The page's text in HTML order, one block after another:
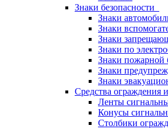
Знаки безопасности
Знаки
Знаки
Знаки
Знаки по
Знаки пожарной
Знаки
Знаки
Средства ограждения
Ленты
Конусы
Столбики